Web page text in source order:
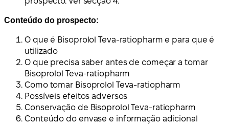
Conteúdo do prospecto:
O que é Bisoprolol Teva-ratiopharm e para que é
utilizado
O que precisa saber antes de começar a tomar
Bisoprolol Teva-ratiopharm
Como tomar Bisoprolol Teva-ratiopharm
Possíveis efeitos adversos
Conservação de Bisoprolol Teva-ratiopharm
Conteúdo do envase e informação adicional